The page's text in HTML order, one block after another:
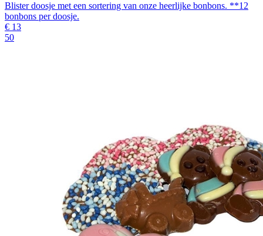
Blister doosje met een sortering van onze heerlijke bonbons. **12
bonbons per doosje.
€ 13
50